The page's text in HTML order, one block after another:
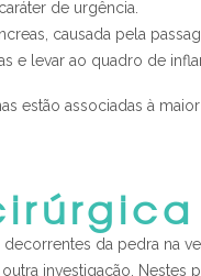
de urgência.
causada pela
e levar ao quadro de
estão associadas à
da pedra na
investigação.